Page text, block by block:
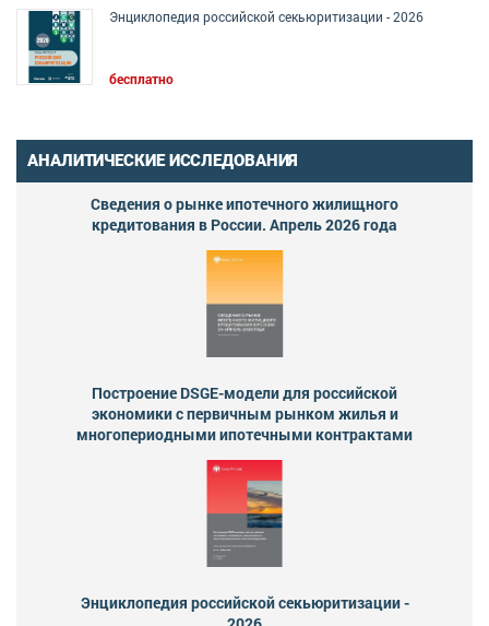
Энциклопедия российской секьюритизации - 2026
бесплатно
АНАЛИТИЧЕСКИЕ ИССЛЕДОВАНИЯ
Сведения о рынке ипотечного жилищного
кредитования в России. Апрель 2026 года
Построение DSGE-модели для российской
экономики с первичным рынком жилья и
многопериодными ипотечными контрактами
Энциклопедия российской секьюритизации -